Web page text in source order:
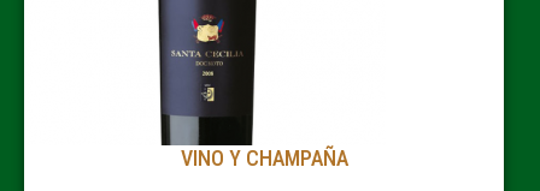
VINO Y CHAMPAÑA